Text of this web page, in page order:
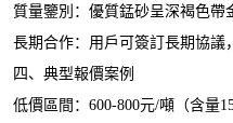
質量鑒別：優質錳砂呈深褐色帶
長期合作：用戶可簽訂長期協議
四、典型報價案例
低價區間： 600-800元/噸（含量